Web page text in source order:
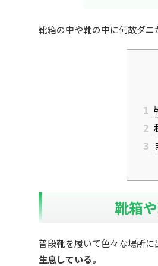
靴箱の中や靴の中に何故ダニ
1
2
3
靴箱
普段靴を履いて色々な場所に
生息している。